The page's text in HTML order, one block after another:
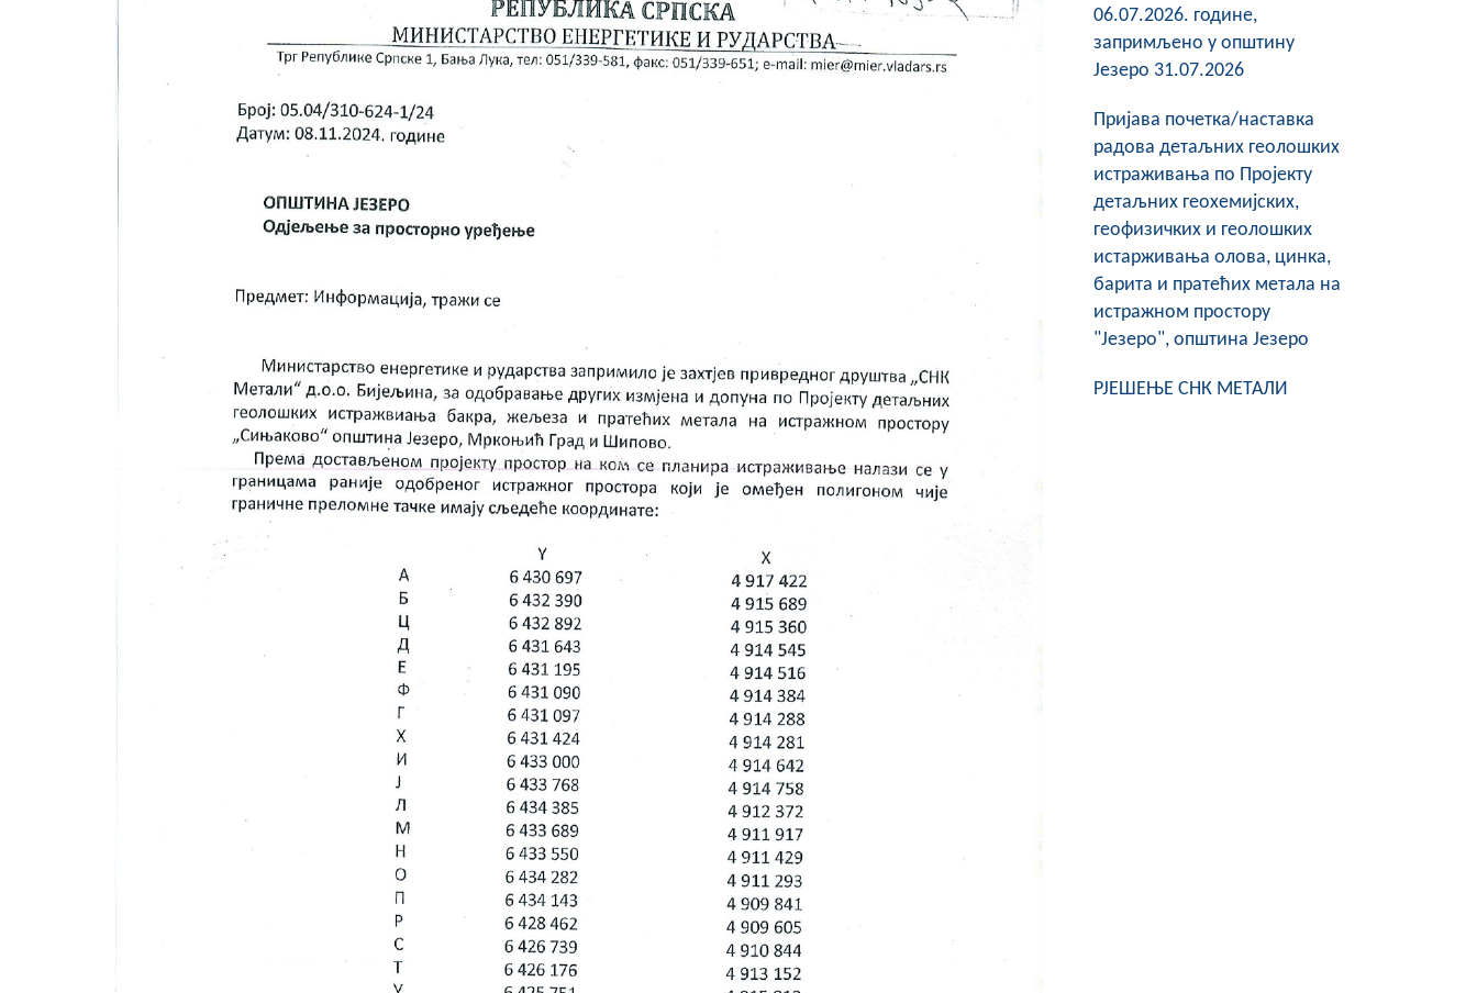
06.07.2026. године,
запримљено у општину
Језеро 31.07.2026
Пријава почетка/наставка
радова детаљних геолошких
истраживања по Пројекту
детаљних геохемијских,
геофизичких и геолошких
истарживања олова, цинка,
барита и пратећих метала на
истражном простору
"Језеро", општина Језеро
РЈЕШЕЊЕ СНК МЕТАЛИ